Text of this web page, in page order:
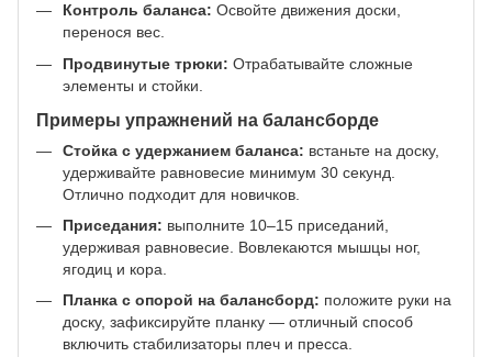
Контроль баланса: Освойте движения доски,
перенося вес.
Продвинутые трюки: Отрабатывайте сложные
элементы и стойки.
Примеры упражнений на балансборде
Стойка с удержанием баланса: встаньте на доску,
удерживайте равновесие минимум 30 секунд.
Отлично подходит для новичков.
Приседания: выполните 10–15 приседаний,
удерживая равновесие. Вовлекаются мышцы ног,
ягодиц и кора.
Планка с опорой на балансборд: положите руки на
доску, зафиксируйте планку — отличный способ
включить стабилизаторы плеч и пресса.